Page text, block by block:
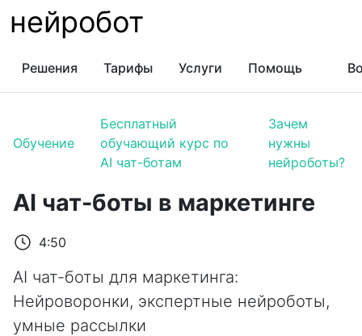
нейробот
Решения Тарифы Услуги Помощь
Обучение
Бесплатный
обучающий курс по
AI чат-ботам
Зачем
нужны
нейроботы?
AI чат-боты в маркетинге
4:50
AI чат-боты для маркетинга:
Нейроворонки, экспертные нейроботы,
умные рассылки